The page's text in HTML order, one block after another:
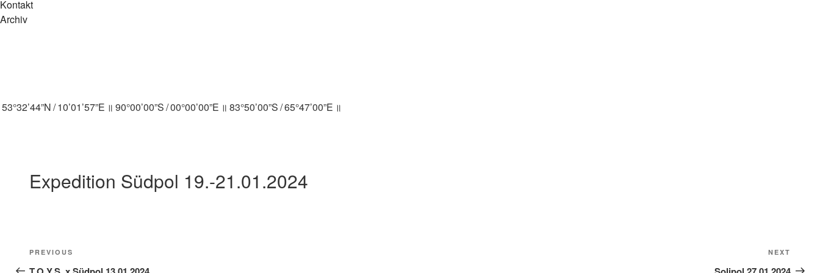
Kontakt
Archiv
53°32’44”N / 10’01’57”E ॥ 90°00’00”S / 00°00’00”E ॥ 83°50’00”S / 65°47’00”E ॥
Expedition Südpol 19.-21.01.2024
Beitragsnavigation
Previous
Post
PREVIOUS
Post
NEXT